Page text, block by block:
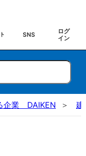
SNS
ログ
イン
企業 DAIKEN 建